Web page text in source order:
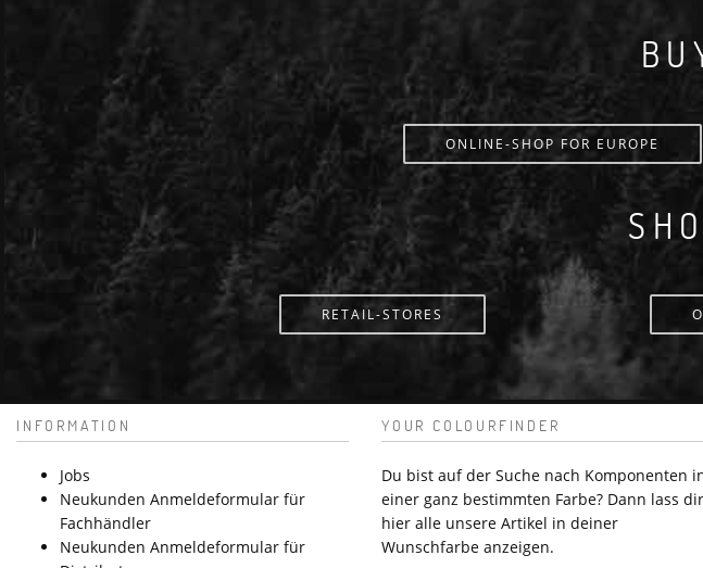
ONLINE-SHOP FOR EUROPE
RETAIL-STORES
INFORMATION
Jobs
Neukunden Anmeldeformular für
Fachhändler
Neukunden Anmeldeformular für
YOUR COLOURFINDER
Du bist auf der Suche nach Komponenten
einer ganz bestimmten Farbe? Dann lass dir
hier alle unsere Artikel in deiner
Wunschfarbe anzeigen.